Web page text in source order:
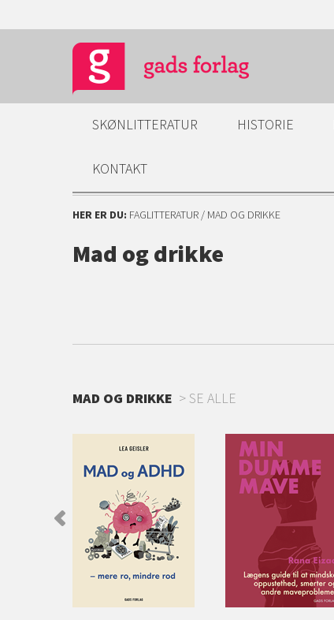
SKØNLITTERATUR HISTORIE
KONTAKT
HER ER DU: FAGLITTERATUR / MAD OG DRIKKE
Mad og drikke
MAD OG DRIKKE SE ALLE